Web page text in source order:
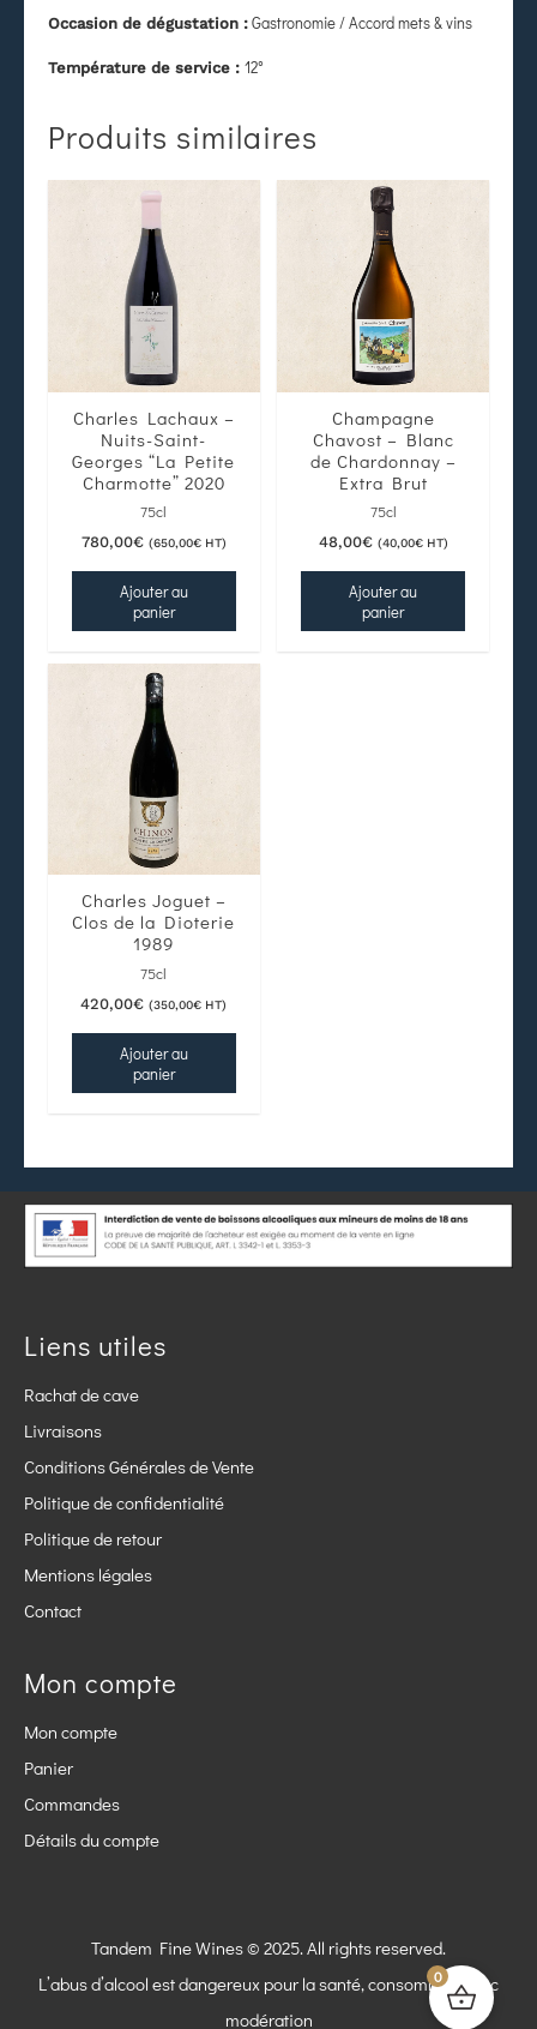
Occasion de dégustation : Gastronomie / Accord mets & vins
Température de service : 12°
Produits similaires
Charles Lachaux –
Nuits-Saint-
Georges “La Petite
Charmotte” 2020
75cl
780,00€ (650,00€HT)
Ajouter au
panier
Champagne
Chavost – Blanc
de Chardonnay –
Extra Brut
75cl
48,00€ (40,00€HT)
Ajouter au
panier
Charles Joguet –
Clos de la Dioterie
1989
75cl
420,00€ (350,00€ HT)
Ajouter au
panier
Liens utiles
Rachat de cave
Livraisons
Conditions Générales de Vente
Politique de confidentialité
Politique de retour
Mentions légales
Contact
Mon compte
Mon compte
Panier
Commandes
Détails du compte
Tandem Fine Wines © 2025. All rights reserved.
L’abus d’alcool est dangereux pour la santé, consommez avec
modération
0